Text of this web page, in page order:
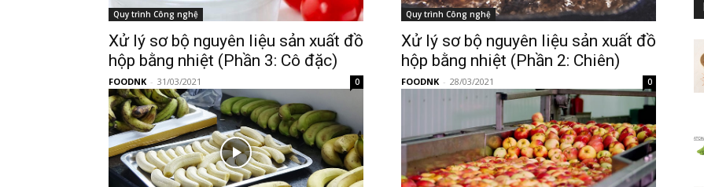
Quy trình Công nghệ
Xử lý sơ bộ nguyên liệu sản xuất đồ
hộp bằng nhiệt (Phần 3: Cô đặc)
FOODNK - 31/03/2021 0
Quy trình Công nghệ
Xử lý sơ bộ nguyên liệu sản xuất đồ
hộp bằng nhiệt (Phần 2: Chiên)
FOODNK - 28/03/2021 0